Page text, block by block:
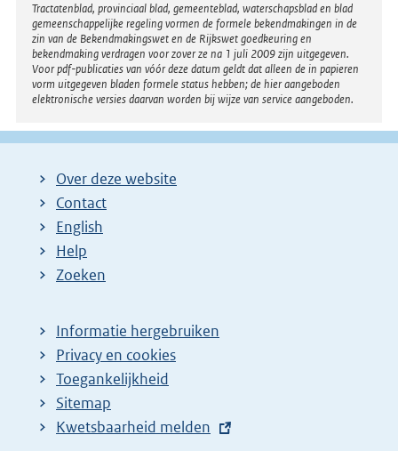
Tractatenblad, provinciaal blad, gemeenteblad, waterschapsblad en blad
gemeenschappelijke regeling vormen de formele bekendmakingen in de
zin van de Bekendmakingswet en de Rijkswet goedkeuring en
bekendmaking verdragen voor zover ze na 1 juli 2009 zijn uitgegeven.
Voor pdf-publicaties van vóór deze datum geldt dat alleen de in papieren
vorm uitgegeven bladen formele status hebben; de hier aangeboden
elektronische versies daarvan worden bij wijze van service aangeboden.
Over deze website
Contact
English
Help
Zoeken
Informatie hergebruiken
Privacy en cookies
Toegankelijkheid
Sitemap
E
Kwetsbaarheid melden